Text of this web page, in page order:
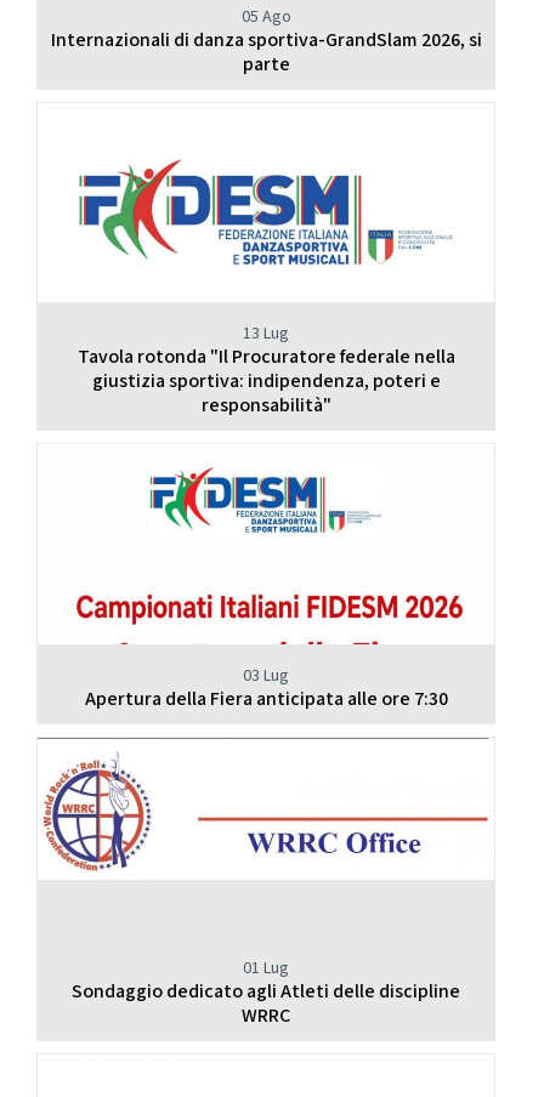
05 Ago
Internazionali di danza sportiva-GrandSlam 2026, si
parte
13 Lug
Tavola rotonda "Il Procuratore federale nella
giustizia sportiva: indipendenza, poteri e
responsabilità"
03 Lug
Apertura della Fiera anticipata alle ore 7:30
01 Lug
Sondaggio dedicato agli Atleti delle discipline
WRRC